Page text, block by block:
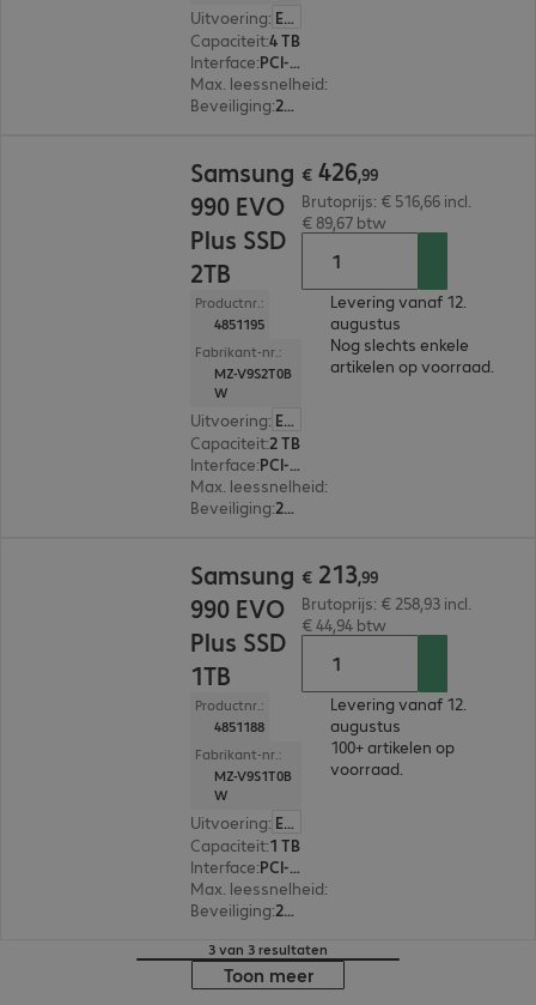
Uitvoering: Europa
Capaciteit:4 TB
Interface:
PCI-Express (x4) M.2 2280
Max. leessnelheid:
Beveiliging: 256-bit AES-versleuteling
Samsung
990 EVO
Plus SSD
2TB
Productnr.:
4851195
Fabrikant-nr.:
MZ-V9S2T0B
W
Uitvoering: Europa
Capaciteit:2 TB
Interface:
PCI-Express (x4) M.2 2280
Max. leessnelheid:
Beveiliging: 256-bit AES-versleuteling
€ 426,99
Brutoprijs: € 516,66 incl.
€ 89,67 btw
Levering vanaf 12.
augustus
Nog slechts enkele
artikelen op voorraad.
Samsung
990 EVO
Plus SSD
1TB
Productnr.:
4851188
Fabrikant-nr.:
MZ-V9S1T0B
W
Uitvoering: Europa
Capaciteit:1 TB
Interface:
PCI-Express (x4) M.2 2280
Max. leessnelheid:
Beveiliging: 256-bit AES-versleuteling
€ 213,99
Brutoprijs: € 258,93 incl.
€ 44,94 btw
Levering vanaf 12.
augustus
100+ artikelen op
voorraad.
3 van 3 resultaten
Toon meer